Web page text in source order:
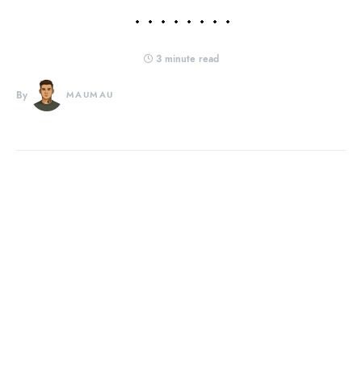
3 minute read
By MAUMAU